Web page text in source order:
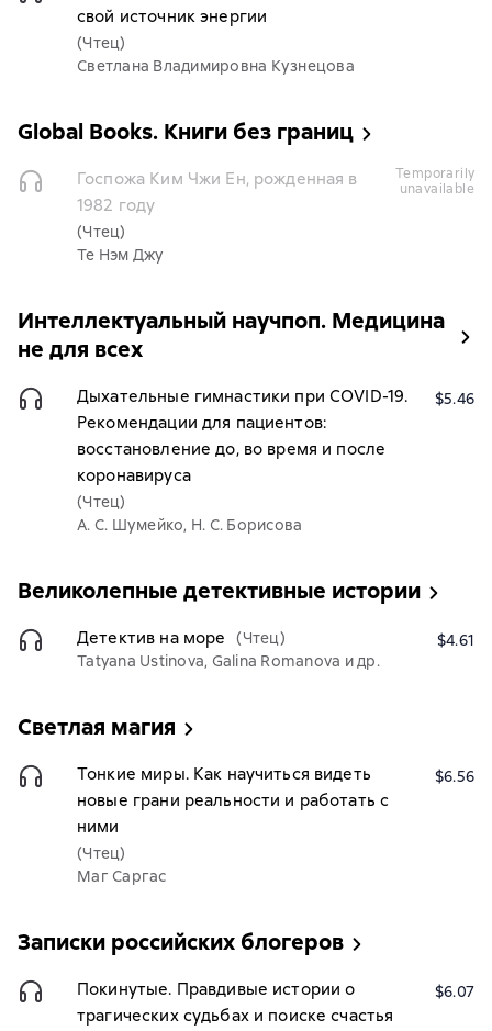
свой источник энергии
(Чтец)
Светлана Владимировна Кузнецова
Global Books. Книги без границ
Госпожа Ким Чжи Ен, рожденная в
1982 году
(Чтец)
Те Нэм Джу
temporarily
unavailable
Интеллектуальный научпоп. Медицина
не для всех
Дыхательные гимнастики при COVID-19.
Рекомендации для пациентов:
восстановление до, во время и после
коронавируса
(Чтец)
А. С. Шумейко, Н. С. Борисова
$5.46
Великолепные детективные истории
Детектив на море
(Чтец)
Tatyana Ustinova, Galina Romanova и др.
$4.61
Светлая магия
Тонкие миры. Как научиться видеть
новые грани реальности и работать с
ними
(Чтец)
Маг Саргас
$6.56
Записки российских блогеров
Покинутые. Правдивые истории о
трагических судьбах и поиске счастья
$6.07